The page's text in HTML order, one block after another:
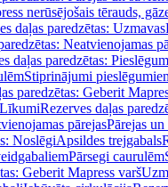
nerūsējošais tērauds,
daļas paredzētas: Uzmavas
Neatvienojamas
daļas paredzētas:
Stiprinājumi
paredzētas: Geberit
LīkumiRezerves daļas
pārejasPārejas
NoslēgiApsildes trejgabals
Pārsegi caurulēm
Geberit Mapress varš